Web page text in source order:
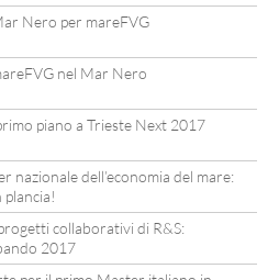
Nero per mareFVG
nel Mar Nero
piano a Trieste Next 2017
nazionale dell’economia del mare:
plancia!
collaborativi di R&S:
2017